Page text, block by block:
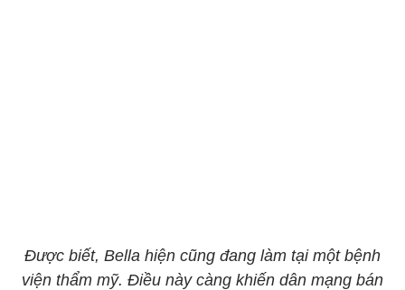
Được biết, Bella hiện cũng đang làm tại một bệnh
viện thẩm mỹ. Điều này càng khiến dân mạng bán